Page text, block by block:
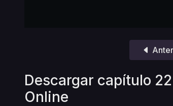
Descargar capítulo
Online